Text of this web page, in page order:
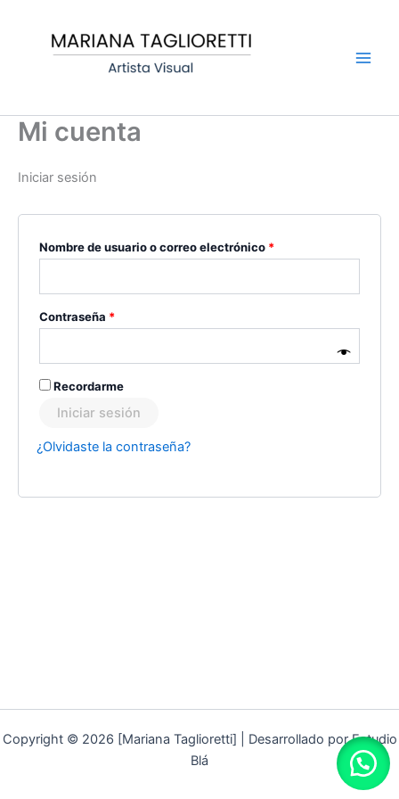
contenido
Mi cuenta
Iniciar sesión
Nombre de usuario o correo electrónico *
Contraseña *
Recordarme
Iniciar sesión
¿Olvidaste la contraseña?
Copyright © 2026 [Mariana Taglioretti] | Desarrollado por Estudio
Blá